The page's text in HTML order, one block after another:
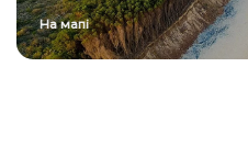
На мапі